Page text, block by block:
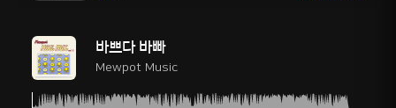
바쁘다 바빠
Mewpot Music